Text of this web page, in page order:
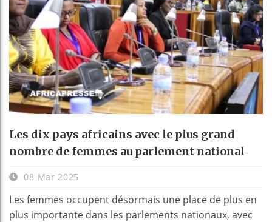
Les dix pays africains avec le plus grand
nombre de femmes au parlement national
08 Mar 2025
Les femmes occupent désormais une place de plus en
plus importante dans les parlements nationaux, avec